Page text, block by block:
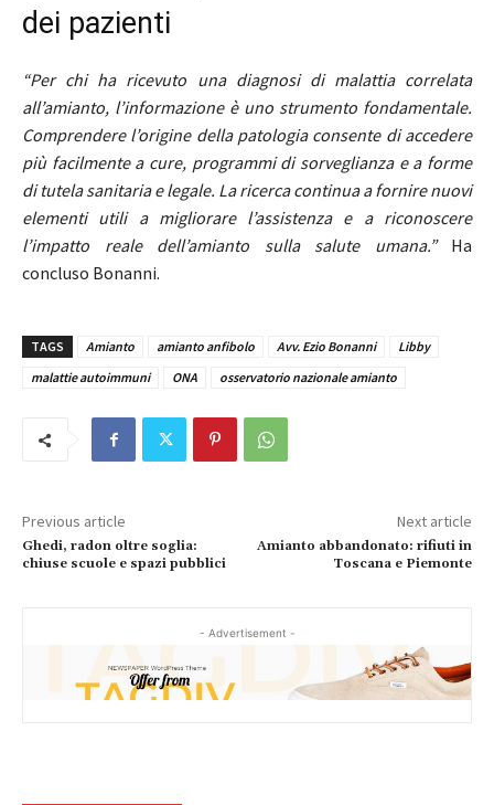
dei pazienti
“Per chi ha ricevuto una diagnosi di malattia correlata
all’amianto, l’informazione è uno strumento fondamentale.
Comprendere l’origine della patologia consente di accedere
più facilmente a cure, programmi di sorveglianza e a forme
di tutela sanitaria e legale. La ricerca continua a fornire nuovi
elementi utili a migliorare l’assistenza e a riconoscere
l’impatto reale dell’amianto sulla salute umana.”Ha
concluso Bonanni.
TAGS Amianto amianto anfibolo Avv. Ezio Bonanni
Libby
malattie autoimmuni
ONA osservatorio nazionale amianto
Previous article
Ghedi, radon oltre soglia:
chiuse scuole e spazi pubblici
Next article
Amianto abbandonato: rifiuti in
Toscana e Piemonte
- Advertisement -